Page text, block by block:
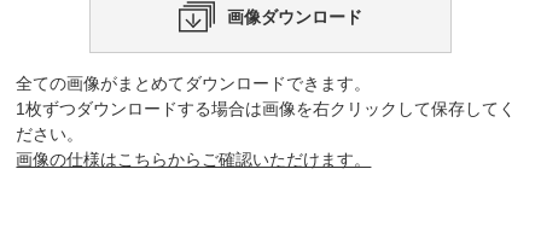
画像ダウンロード
全ての画像がまとめてダウンロードできます。
1枚ずつダウンロードする場合は画像を右クリックして保存してく
ださい。
画像の仕様はこちらからご確認いただけます。